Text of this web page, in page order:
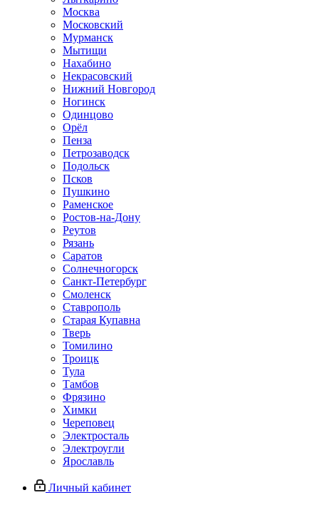
Москва
Московский
Мурманск
Мытищи
Нахабино
Некрасовский
Нижний Новгород
Ногинск
Одинцово
Орёл
Пенза
Петрозаводск
Подольск
Псков
Пушкино
Раменское
Ростов-на-Дону
Реутов
Рязань
Саратов
Солнечногорск
Санкт-Петербург
Смоленск
Ставрополь
Старая Купавна
Тверь
Томилино
Троицк
Тула
Тамбов
Фрязино
Химки
Череповец
Электросталь
Электроугли
Ярославль
Личный кабинет